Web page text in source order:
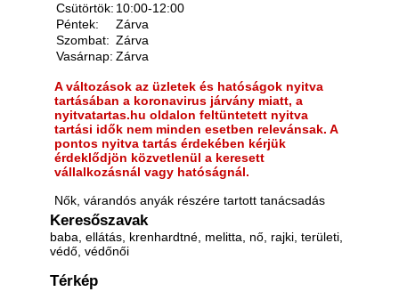
Csütörtök: 10:00-12:00
Péntek:
Zárva
Szombat: Zárva
Vasárnap: Zárva
A változások az üzletek és hatóságok nyitva
tartásában a koronavirus járvány miatt, a
nyitvatartas.hu oldalon feltüntetett nyitva
tartási idők nem minden esetben relevánsak. A
pontos nyitva tartás érdekében kérjük
érdeklődjön közvetlenül a keresett
vállalkozásnál vagy hatóságnál.
Nők, várandós anyák részére tartott tanácsadás
Keresőszavak
baba, ellátás, krenhardtné, melitta, nő, rajki, területi,
védő, védőnői
Térkép